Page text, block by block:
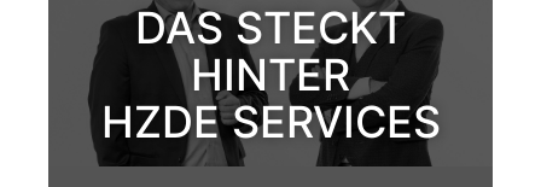
DAS STECKT
HINTER
HZDE SERVICES